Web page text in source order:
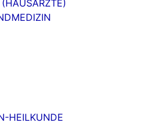
HEILKUNDE